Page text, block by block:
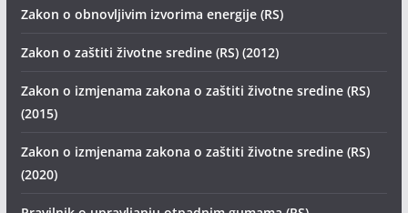
Zakon o obnovljivim izvorima energije (RS)
Zakon o zaštiti životne sredine (RS) (2012)
Zakon o izmjenama zakona o zaštiti životne sredine (RS)
(2015)
Zakon o izmjenama zakona o zaštiti životne sredine (RS)
(2020)